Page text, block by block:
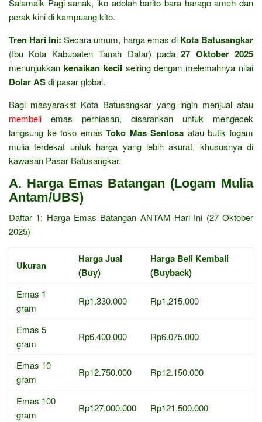
Salamaik Pagi sanak, iko adolah barito bara harago ameh dan
perak kini di kampuang kito.
Tren Hari Ini: Secara umum, harga emas di Kota Batusangkar
(Ibu Kota Kabupaten Tanah Datar) pada27 Oktober 2025
menunjukkan kenaikan kecil seiring dengan melemahnya nilai
Dolar ASdi pasar global.
Bagi masyarakat Kota Batusangkar yang ingin menjual atau
membeli emas perhiasan, disarankan untuk mengecek
langsung ke toko emasToko Mas Sentosa atau butik logam
mulia terdekat untuk harga yang lebih akurat, khususnya di
kawasan Pasar Batusangkar.
A. Harga Emas Batangan (Logam Mulia
Antam/UBS)
Daftar 1: Harga Emas Batangan ANTAM Hari Ini (27 Oktober
2025)
Ukuran
Harga Jual
(Buy)
Harga Beli Kembali
(Buyback)
Emas 1
gram
Rp1.330.000 Rp1.215.000
Emas 5
gram
Rp6.400.000 Rp6.075.000
Emas 10
gram
Rp12.750.000 Rp12.150.000
Emas 100
gram
Rp127.000.000 Rp121.500.000